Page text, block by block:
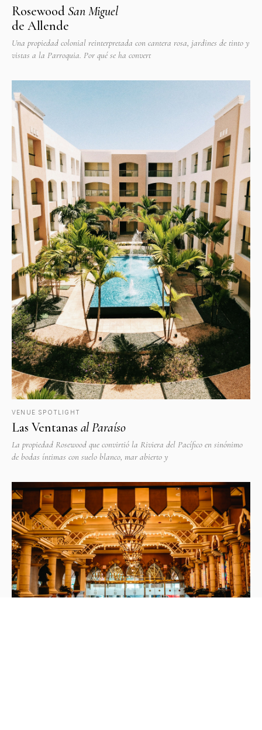
Rosewood San Miguel
de Allende
Una propiedad colonial reinterpretada con cantera rosa, jardines de tinto y
vistas a la Parroquia. Por qué se ha convert
VENUE SPOTLIGHT
Las Ventanas al Paraíso
La propiedad Rosewood que convirtió la Riviera del Pacífico en sinónimo
de bodas íntimas con suelo blanco, mar abierto y